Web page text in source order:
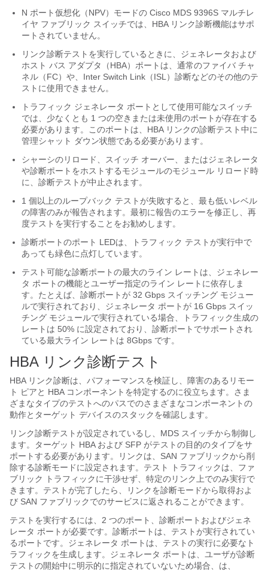
N ポート仮想化（NPV）モードの Cisco MDS 9396S マルチレ
イヤ ファブリック スイッチでは、HBA リンク診断機能はサポ
ートされていません。
リンク診断テストを実行しているときに、ジェネレータおよび
ホスト バス アダプタ（HBA）ポートは、通常のファイバ チャ
ネル（FC）や、Inter Switch Link（ISL）診断などのその他のテ
ストに使用できません。
トラフィック ジェネレータ ポートとして使用可能なスイッチ
では、少なくとも 1 つの空きまたは未使用のポートが存在する
必要があります。このポートは、HBA リンクの診断テスト中に
管理シャット ダウン状態である必要があります。
シャーシのリロード、スイッチ オーバー、またはジェネレータ
や診断ポートをホストするモジュールのモジュール リロード時
に、診断テストが中止されます。
1 個以上のループバック テストが失敗すると、最も低いレベル
の障害のみが報告されます。最初に報告のエラーを修正し、再
度テストを実行することをお勧めします。
診断ポートのポート LEDは、トラフィック テストが実行中で
あっても緑色に点灯しています。
テスト可能な診断ポートの最大のライン レートは、ジェネレー
タ ポートの機能とユーザー指定のライン レートに依存しま
す。たとえば、診断ポートが 32 Gbps スイッチング モジュー
ルで実行されており、ジェネレータ ポートが 16 Gbps スイッ
チング モジュールで実行されている場合、トラフィック生成の
レートは 50% に設定されており、診断ポートでサポートされ
ている最大ライン レートは 8Gbps です。
HBA リンク診断テスト
HBA リンク診断は、パフォーマンスを検証し、障害のあるリモー
ト ピアと HBA コンポーネントを特定するのに役立ちます。さま
ざまなタイプのテストへのパスでのさまざまなコンポーネントの
動作とターゲット デバイスのスタックを確認します。
リンク診断テストが設定されているし、MDS スイッチから制御し
ます。ターゲット HBA および SFP がテストの目的のタイプをサ
ポートする必要があります。リンクは、SAN ファブリックから削
除する診断モードに設定されます。テスト トラフィックは、ファ
ブリック トラフィックに干渉せず、特定のリンク上でのみ実行で
きます。テストが完了したら、リンクを診断モードから取得およ
び SAN ファブリックでのサービスに返されることができます。
テストを実行するには、2 つのポート、診断ポートおよびジェネ
レータ ポートが必要です。診断ポートは、テストが実行されてい
るポートです。ジェネレータ ポートは、テストの実行に必要なト
ラフィックを生成します。ジェネレータ ポートは、ユーザが診断
テストの開始中に明示的に指定されていないため場合、は、